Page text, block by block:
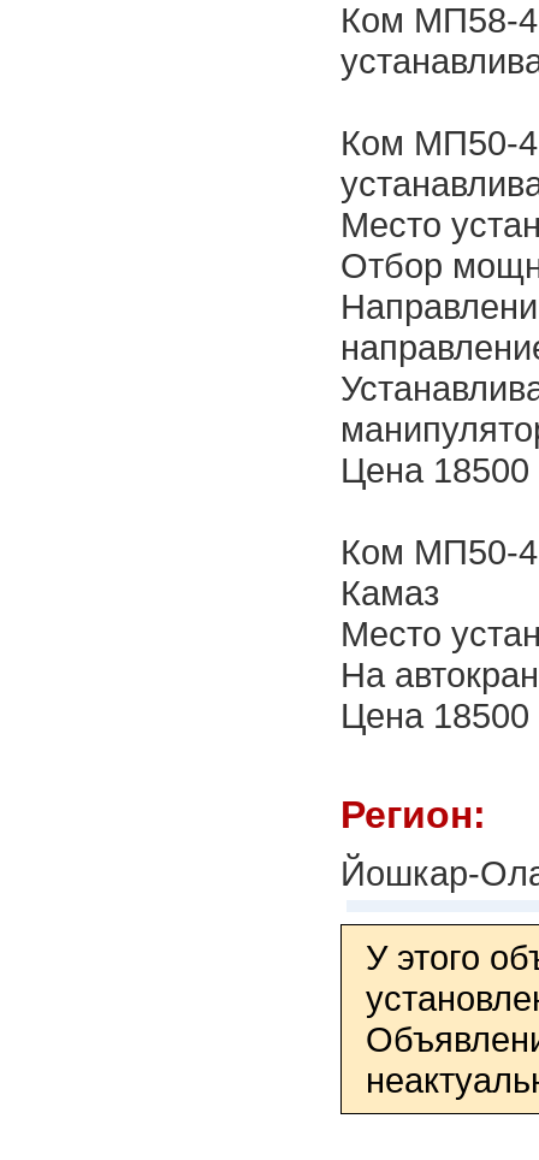
Ком МП58-
Ком МП50-
Место
Отбор
Цена 18500
Ком МП50-
Камаз
Место
На
Цена 18500
Регион:
Йошкар-
У этого